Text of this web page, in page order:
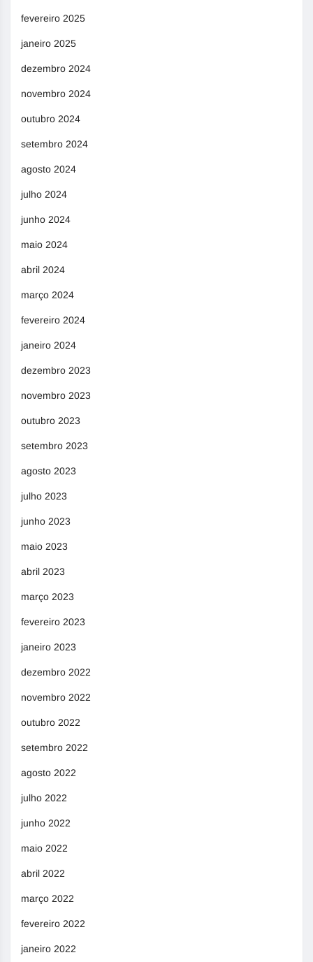
fevereiro 2025
janeiro 2025
dezembro 2024
novembro 2024
outubro 2024
setembro 2024
agosto 2024
julho 2024
junho 2024
maio 2024
abril 2024
março 2024
fevereiro 2024
janeiro 2024
dezembro 2023
novembro 2023
outubro 2023
setembro 2023
agosto 2023
julho 2023
junho 2023
maio 2023
abril 2023
março 2023
fevereiro 2023
janeiro 2023
dezembro 2022
novembro 2022
outubro 2022
setembro 2022
agosto 2022
julho 2022
junho 2022
maio 2022
abril 2022
março 2022
fevereiro 2022
janeiro 2022